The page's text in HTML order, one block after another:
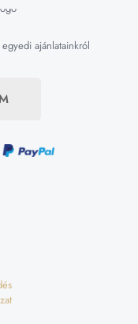
ajánlatainkról